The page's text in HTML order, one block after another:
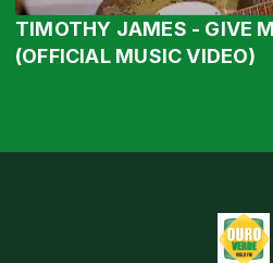
TIMOTHY JAMES - GIVE
(OFFICIAL MUSIC VIDEO)